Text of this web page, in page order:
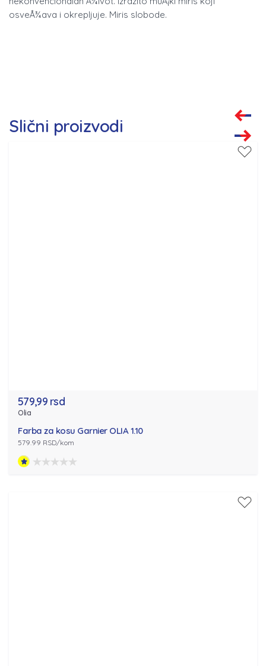
osveÅ¾ava i okrepljuje. Miris slobode.
Slični proizvodi
579,99 rsd
Olia
Farba za kosu Garnier OLIA 1.10
579.99 RSD/kom